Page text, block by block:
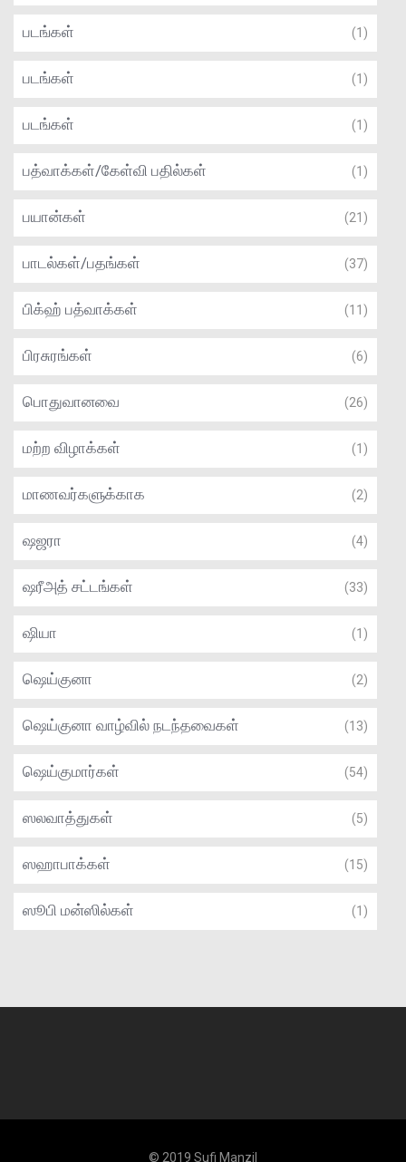
படங்கள் (1)
படங்கள் (1)
படங்கள் (1)
பத்வாக்கள்/கேள்வி பதில்கள் (1)
பயான்கள் (21)
பாடல்கள்/பதங்கள் (37)
பிக்ஹ் பத்வாக்கள் (11)
பிரசுரங்கள் (6)
பொதுவானவை (26)
மற்ற விழாக்கள் (1)
மாணவர்களுக்காக (2)
ஷஜரா (4)
ஷரீஅத் சட்டங்கள் (33)
ஷியா (1)
ஷெய்குனா (2)
ஷெய்குனா வாழ்வில் நடந்தவைகள் (13)
ஷெய்குமார்கள் (54)
ஸலவாத்துகள் (5)
ஸஹாபாக்கள் (15)
ஸூபி மன்ஸில்கள் (1)
© 2019 Sufi Manzil